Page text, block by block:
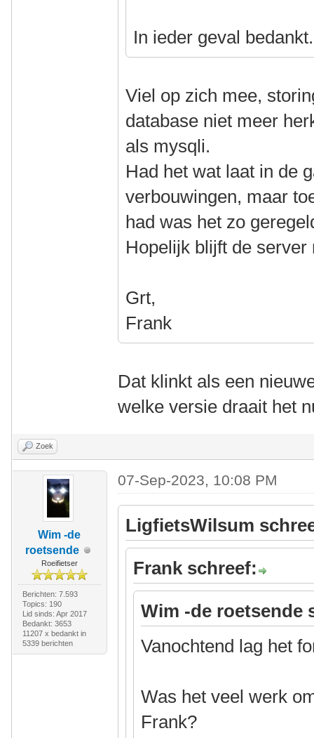
In ieder geval bedankt.
Viel op zich mee,
database niet meer
als mysqli.
Had het wat laat in de
verbouwingen, maar
had was het zo
Hopelijk blijft de server
Grt,
Frank
Dat klinkt als een
welke versie draait het
Zoek
Wim -de
roetsende
Roeifietser
Berichten: 7.593
Topics: 190
Lid sinds: Apr 2017
Bedankt: 3653
11207 x bedankt in
5339 berichten
07-Sep-2023, 10:08 PM
LigfietsWilsum
Frank schreef:
Wim -de roetsende
Vanochtend lag het
Was het veel werk
Frank?